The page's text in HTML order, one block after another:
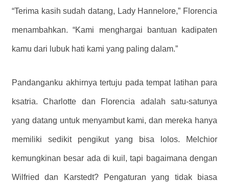
“Terima kasih sudah datang, Lady Hannelore,” Florencia
menambahkan. “Kami menghargai bantuan kadipaten
kamu dari lubuk hati kami yang paling dalam.”
Pandanganku akhirnya tertuju pada tempat latihan para
ksatria. Charlotte dan Florencia adalah satu-satunya
yang datang untuk menyambut kami, dan mereka hanya
memiliki sedikit pengikut yang bisa lolos. Melchior
kemungkinan besar ada di kuil, tapi bagaimana dengan
Wilfried dan Karstedt? Pengaturan yang tidak biasa